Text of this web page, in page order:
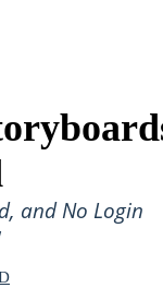
and No Login